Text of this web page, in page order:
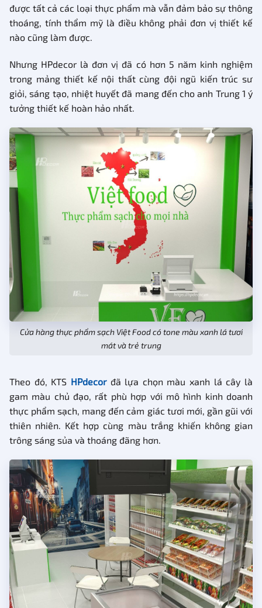
được tất cả các loại thực phẩm mà vẫn đảm bảo sự thông
thoáng, tính thẩm mỹ là điều không phải đơn vị thiết kế
nào cũng làm được.
Nhưng HPdecor là đơn vị đã có hơn 5 năm kinh nghiệm
trong mảng thiết kế nội thất cùng đội ngũ kiến trúc sư
giỏi, sáng tạo, nhiệt huyết đã mang đến cho anh Trung 1 ý
tưởng thiết kế hoàn hảo nhất.
Cửa hàng thực phẩm sạch Việt Food có tone màu xanh lá tươi
mát và trẻ trung
Theo đó, KTS HPdecorđã lựa chọn màu xanh lá cây là
gam màu chủ đạo, rất phù hợp với mô hình kinh doanh
thực phẩm sạch, mang đến cảm giác tươi mới, gần gũi với
thiên nhiên. Kết hợp cùng màu trắng khiến không gian
trông sáng sủa và thoáng đãng hơn.